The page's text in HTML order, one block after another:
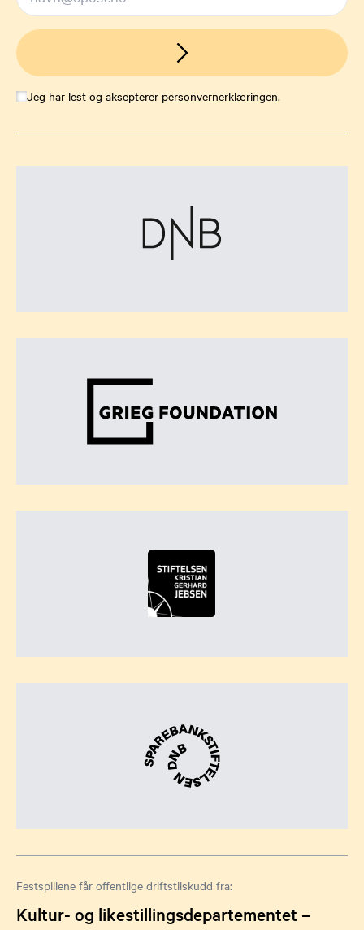
Jeg har lest og aksepterer personvernerklæringen.
Festspillene får offentlige driftstilskudd fra:
Kultur- og likestillingsdepartementet –